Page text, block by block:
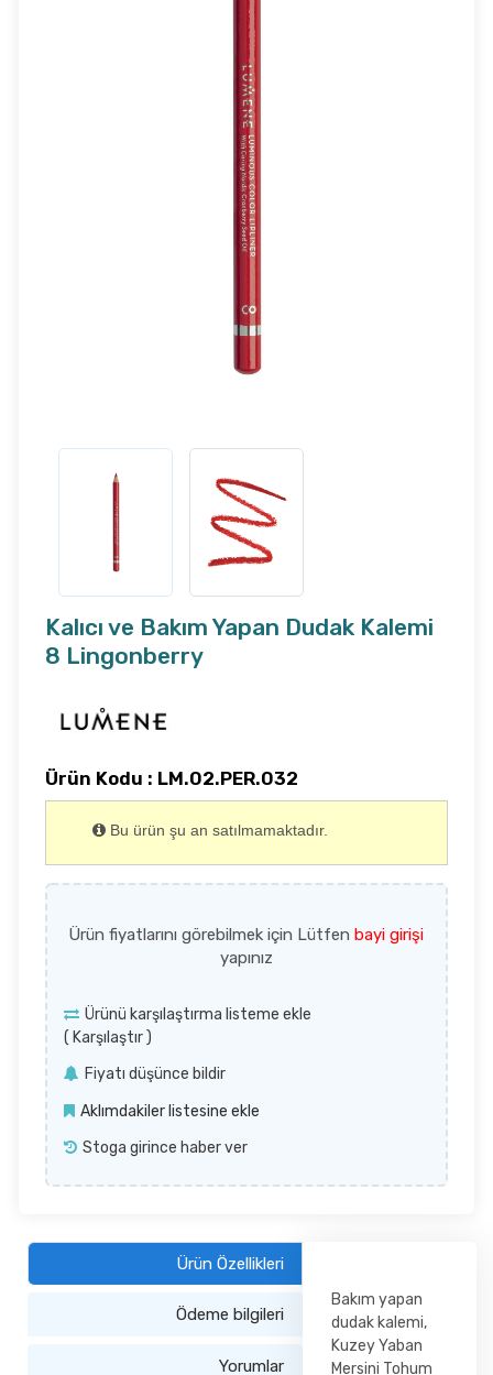
Kalıcı ve Bakım Yapan Dudak Kalemi
8 Lingonberry
Ürün Kodu : LM.02.PER.032
Bu ürün şu an satılmamaktadır.
Ürün fiyatlarını görebilmek için Lütfenbayi girişi
yapınız
Ürünü karşılaştırma listeme ekle
( Karşılaştır )
Fiyatı düşünce bildir
Aklımdakiler listesine ekle
Stoga girince haber ver
Ürün Özellikleri
Ödeme bilgileri
Yorumlar
Bakım yapan
dudak kalemi,
Kuzey Yaban
Mersini Tohum